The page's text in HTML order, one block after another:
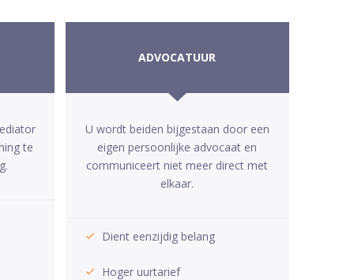
te
ADVOCATUUR
U wordt beiden bijgestaan door een
eigen persoonlijke advocaat en
communiceert niet meer direct met
elkaar.
Dient eenzijdig belang
Hoger uurtarief